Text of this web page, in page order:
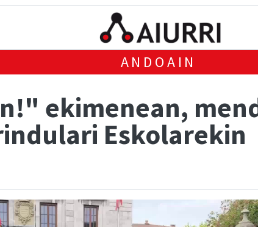
ANDOAIN
ekimenean,
Eskolarekin